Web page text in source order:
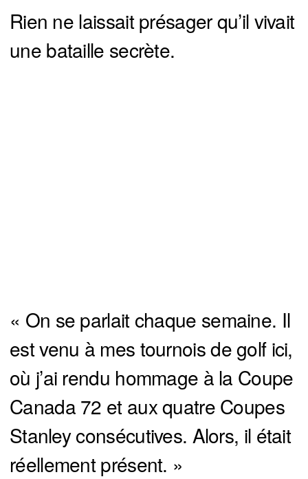
Rien ne laissait présager qu’il vivait
une bataille secrète.
« On se parlait chaque semaine. Il
est venu à mes tournois de golf ici,
où j’ai rendu hommage à la Coupe
Canada 72 et aux quatre Coupes
Stanley consécutives. Alors, il était
réellement présent. »